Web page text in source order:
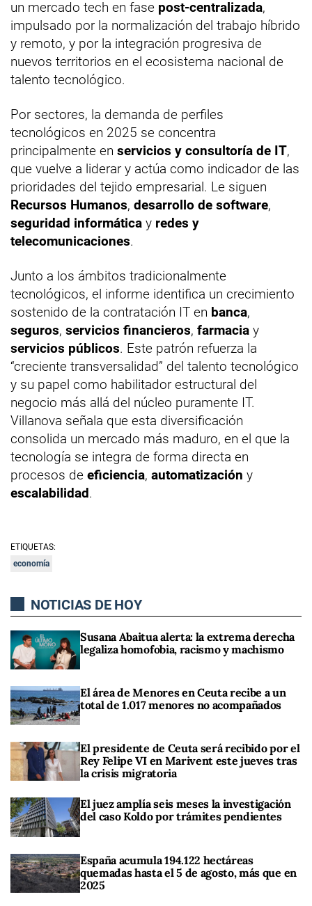
un mercado tech en fase post-centralizada,
impulsado por la normalización del trabajo híbrido
y remoto, y por la integración progresiva de
nuevos territorios en el ecosistema nacional de
talento tecnológico.
Por sectores, la demanda de perfiles
tecnológicos en 2025 se concentra
principalmente en servicios y consultoría de IT,
que vuelve a liderar y actúa como indicador de las
prioridades del tejido empresarial. Le siguen
Recursos Humanos, desarrollo de software,
seguridad informática y redes y
telecomunicaciones.
Junto a los ámbitos tradicionalmente
tecnológicos, el informe identifica un crecimiento
sostenido de la contratación IT en banca,
seguros, servicios financieros, farmacia y
servicios públicos. Este patrón refuerza la
“creciente transversalidad” del talento tecnológico
y su papel como habilitador estructural del
negocio más allá del núcleo puramente IT.
Villanova señala que esta diversificación
consolida un mercado más maduro, en el que la
tecnología se integra de forma directa en
procesos de eficiencia, automatización y
escalabilidad.
ETIQUETAS:
economía
NOTICIAS DE HOY
Susana Abaitua alerta: la extrema derecha
legaliza homofobia, racismo y machismo
El área de Menores en Ceuta recibe a un
total de 1.017 menores no acompañados
El presidente de Ceuta será recibido por el
Rey Felipe VI en Marivent este jueves tras
la crisis migratoria
El juez amplía seis meses la investigación
del caso Koldo por trámites pendientes
España acumula 194.122 hectáreas
quemadas hasta el 5 de agosto, más que en
2025